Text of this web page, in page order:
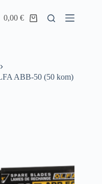
0,00€
ABB-50 (50 kom)